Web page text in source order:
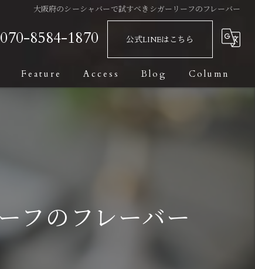
大阪府のシーシャバーで試すべきシガーリーフのフレーバー
070-8584-1870 公式LINEはこちら
Feature
Dark Leaf
Access Blog Column
フのフレーバー